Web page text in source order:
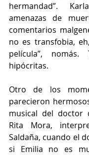
hermandad”.
amenazas de
comentarios
no es transfobia,
película”, nomás.
hipócritas.
Otro de los
parecieron
musical del doctor
Rita Mora,
Saldaña, cuando el
si Emilia no es